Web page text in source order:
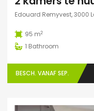
Edouard Remyvest, 3000
95 m2
1 Bathroom
BESCH. VANAF SEP.